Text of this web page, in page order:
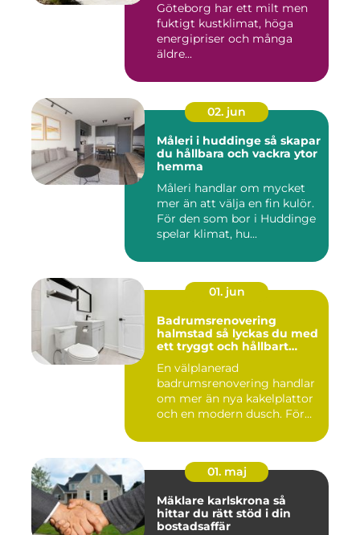
Göteborg har ett milt men
fuktigt kustklimat, höga
energipriser och många
äldre...
02. jun
Måleri i huddinge så skapar
du hållbara och vackra ytor
hemma
Måleri handlar om mycket
mer än att välja en fin kulör.
För den som bor i Huddinge
spelar klimat, hu...
01. jun
Badrumsrenovering
halmstad så lyckas du med
ett tryggt och hållbart
En välplanerad
badrumsrenovering handlar
om mer än nya kakelplattor
och en modern dusch. För
01. maj
Mäklare karlskrona så
hittar du rätt stöd i din
bostadsaffär